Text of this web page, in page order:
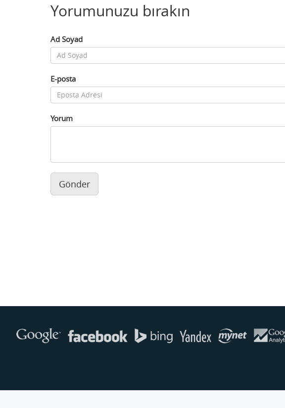
Yorumunuzu bırakın
Ad Soyad
E-posta
Yorum
Gönder